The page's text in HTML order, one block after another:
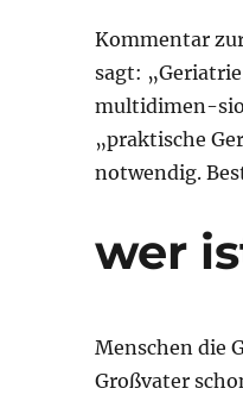
Kommentar zur
sagt:
multidimen-
„praktische
notwendig.
wer
Menschen die
Großvater